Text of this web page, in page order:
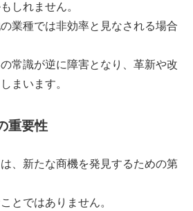
しれません。
業種では非効率と見なされる場合
常識が逆に障害となり、革新や改
まいます。
重要性
、新たな商機を発見するための第
とではありません。